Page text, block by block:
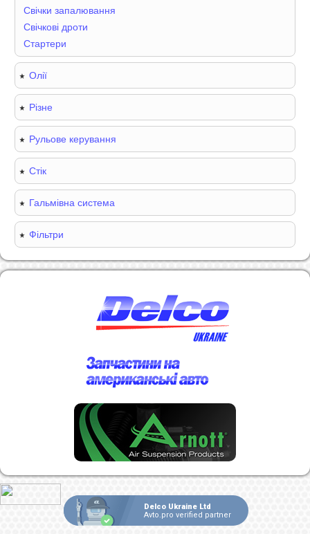
Свічки запалювання
Свічкові дроти
Стартери
Олії
Різне
Рульове керування
Стік
Гальмівна система
Фільтри
Delco Ukraine Ltd
Avto.pro verified partner